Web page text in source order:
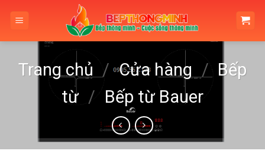
Trang chủ / Cửa hàng / Bếp
từ / Bếp từ Bauer